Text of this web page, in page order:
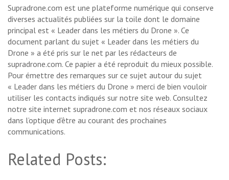
Supradrone.com est une plateforme numérique qui conserve
diverses actualités publiées sur la toile dont le domaine
principal est « Leader dans les métiers du Drone ». Ce
document parlant du sujet « Leader dans les métiers du
Drone » a été pris sur le net par les rédacteurs de
supradrone.com. Ce papier a été reproduit du mieux possible.
Pour émettre des remarques sur ce sujet autour du sujet
« Leader dans les métiers du Drone » merci de bien vouloir
utiliser les contacts indiqués sur notre site web. Consultez
notre site internet supradrone.com et nos réseaux sociaux
dans l’optique d’être au courant des prochaines
communications.
Related Posts: